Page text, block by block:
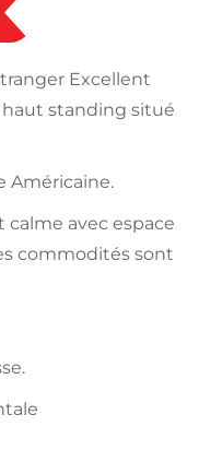
Excellent
standing situé
Américaine.
calme avec espace
commodités sont